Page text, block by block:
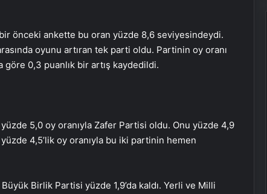
önceki ankette bu oran yüzde 8,6 seviyesindeydi.
oyunu artıran tek parti oldu. Partinin oy oranı
0,3 puanlık bir artış kaydedildi.
5,0 oy oranıyla Zafer Partisi oldu. Onu yüzde 4,9
4,5’lik oy oranıyla bu iki partinin hemen
Birlik Partisi yüzde 1,9’da kaldı. Yerli ve Milli